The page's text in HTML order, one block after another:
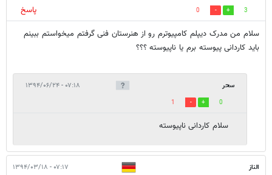
3
0
پاسخ
سلام من مدرک دیپلم کامپیوترم رو از هنرستان فنی گرفتم میخواستم ببینم
باید کاردانی پیوسته برم یا ناپیوسته ؟؟؟
سحر ۰۷:۱۸ - ۱۳۹۴/۰۶/۲۴
0
1
سلام کاردانی ناپیوسته
الناز ۰۷:۱۷ - ۱۳۹۴/۰۳/۱۸